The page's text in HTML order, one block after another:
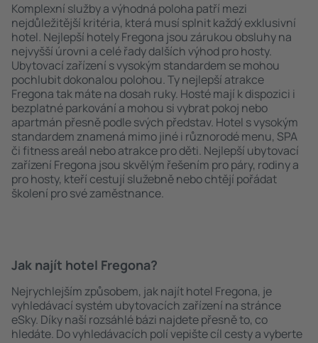
Komplexní služby a výhodná poloha patří mezi
nejdůležitější kritéria, která musí splnit každý exklusivní
hotel. Nejlepší hotely Fregona jsou zárukou obsluhy na
nejvyšší úrovni a celé řady dalších výhod pro hosty.
Ubytovací zařízení s vysokým standardem se mohou
pochlubit dokonalou polohou. Ty nejlepší atrakce
Fregona tak máte na dosah ruky. Hosté mají k dispozici i
bezplatné parkování a mohou si vybrat pokoj nebo
apartmán přesně podle svých představ. Hotel s vysokým
standardem znamená mimo jiné i různorodé menu, SPA
či fitness areál nebo atrakce pro děti. Nejlepší ubytovací
zařízení Fregona jsou skvělým řešením pro páry, rodiny a
pro hosty, kteří cestují služebně nebo chtějí pořádat
školení pro své zaměstnance.
Jak najít hotel Fregona?
Nejrychlejším způsobem, jak najít hotel Fregona, je
vyhledávací systém ubytovacích zařízení na stránce
eSky. Díky naší rozsáhlé bázi najdete přesně to, co
hledáte. Do vyhledávacích polí vepište cíl cesty a vyberte